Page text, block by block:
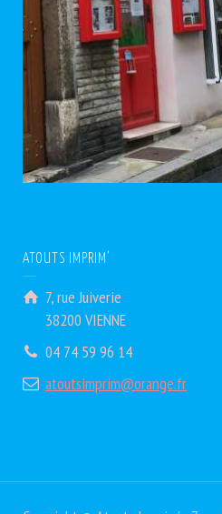
ATOUTS IMPRIM’
7, rue Juiverie
38200 VIENNE
04 74 59 96 14
atoutsimprim@orange.fr